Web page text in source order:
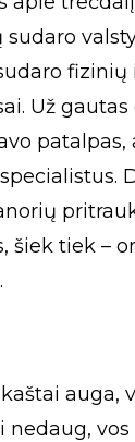
fizinių
Už
šiek tiek –
kaštai auga,
nedaug,